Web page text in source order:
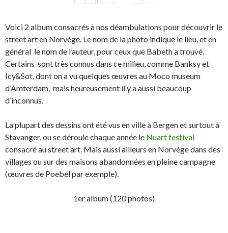
Voici 2 album consacrés à nos déambulations pour découvrir le
street art en Norvège. Le nom de la photo indique le lieu, et en
général le nom de l’auteur, pour ceux que Babeth a trouvé.
Certains sont très connus dans ce milieu, comme Banksy et
Icy&Sot, dont on a vu quelques œuvres au Moco museum
d’Amterdam, mais heureusement il y a aussi beaucoup
d’inconnus.
La plupart des dessins ont été vus en ville à Bergen et surtout à
Stavanger, ou se déroule chaque année le Nuart festival
consacré au street art. Mais aussi ailleurs en Norvège dans des
villages ou sur des maisons abandonnées en pleine campagne
(œuvres de Poebel par exemple).
1er album (120 photos)